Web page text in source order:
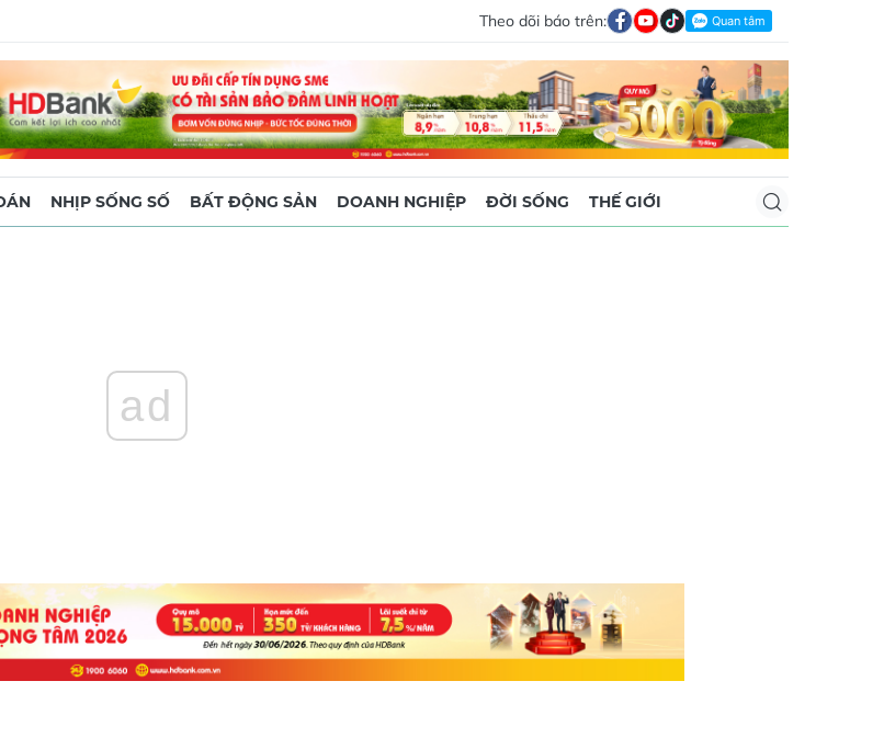
Theo dõi báo trên:
NHỊP SỐNG SỐ BẤT ĐỘNG SẢN DOANH NGHIỆP ĐỜI SỐNG THẾ GIỚI
ad